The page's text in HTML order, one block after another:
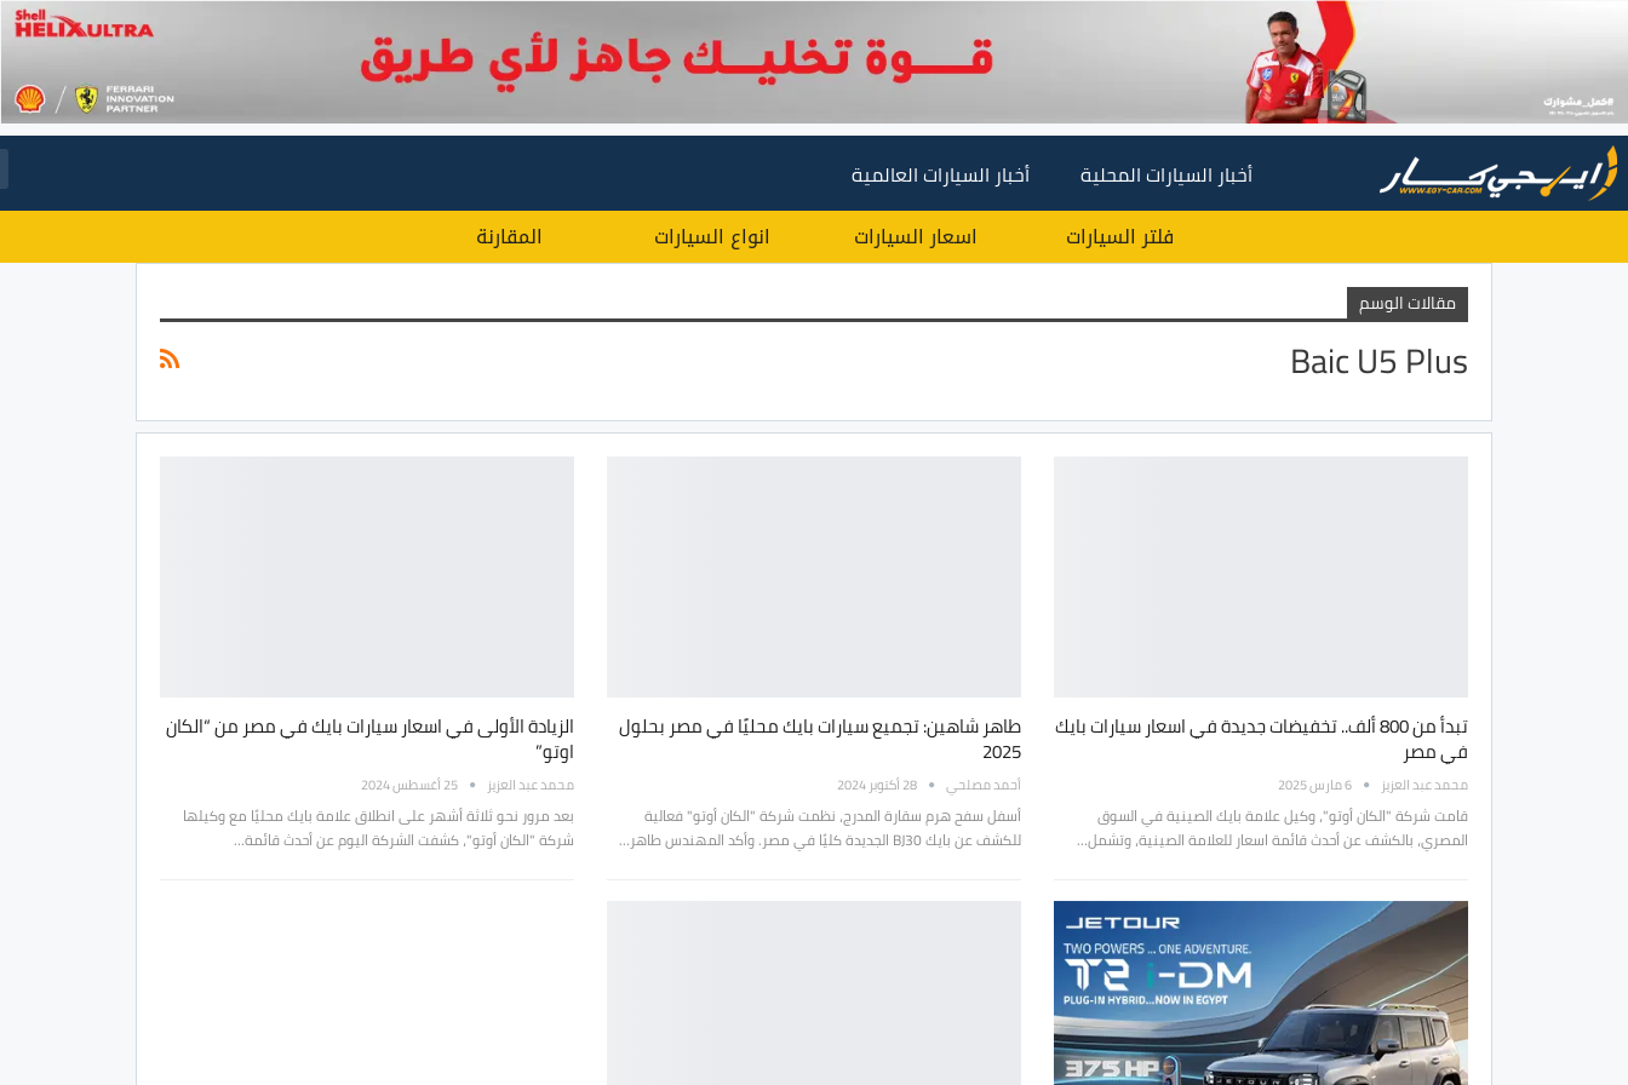
أخبار السيارات المحلية أخبار السيارات العالمية
فلتر السيارات اسعار السيارات انواع السيارات المقارنة
مقالات الوسم
Baic U5 Plus
تبدأ من 800 ألف.. تخفيضات جديدة في اسعار سيارات بايك
في مصر
محمد عبد العزيز 6 مارس 2025
قامت شركة "الكان أوتو"، وكيل علامة بايك الصينية في السوق
المصري، بالكشف عن أحدث قائمة اسعار للعلامة الصينية، وتشمل…
طاهر شاهين: تجميع سيارات بايك محليًا في مصر بحلول
2025
أحمد مصلحي 28 أكتوبر 2024
أسفل سفح هرم سقارة المدرج، نظمت شركة "الكان أوتو" فعالية
للكشف عن بايك BJ30 الجديدة كليًا في مصر. وأكد المهندس طاهر…
الزيادة الأولى في اسعار سيارات بايك في مصر من “الكان
اوتو”
محمد عبد العزيز 25 أغسطس 2024
بعد مرور نحو ثلاثة أشهر على انطلاق علامة بايك محليًا مع وكيلها
شركة "الكان أوتو"، كشفت الشركة اليوم عن أحدث قائمة…